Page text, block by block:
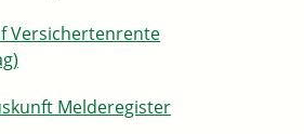
Versichertenrente
Melderegister